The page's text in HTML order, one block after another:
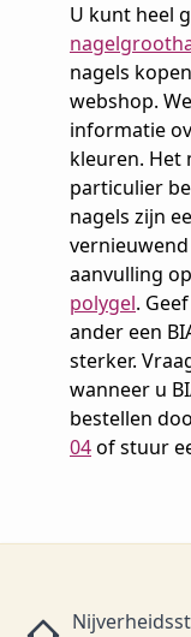
U kunt heel
nagels
webshop.
informatie
kleuren. Het
particulier
nagels zijn
aanvulling
polygel.
ander een
sterker.
wanneer u
bestellen
04of stuur